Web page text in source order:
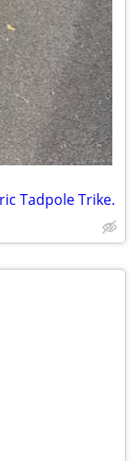
Tadpole Trike.